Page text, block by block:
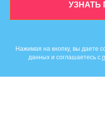
УЗНАТЬ
Нажимая на кнопку, вы даете
данных и соглашаетесь c